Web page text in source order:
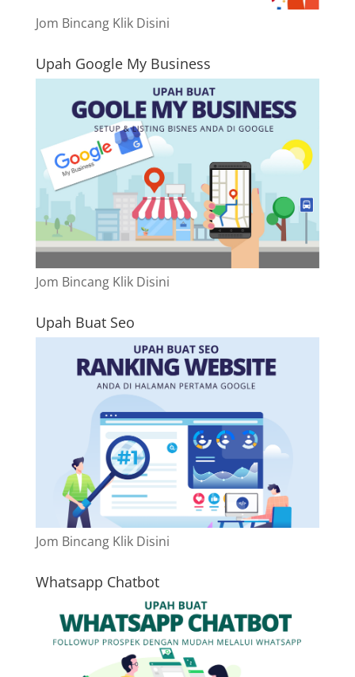
Jom Bincang Klik Disini
Upah Google My Business
Jom Bincang Klik Disini
Upah Buat Seo
Jom Bincang Klik Disini
Whatsapp Chatbot